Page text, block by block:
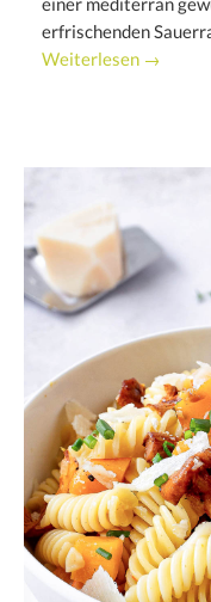
einer mediterran
erfrischenden
Weiterlesen →